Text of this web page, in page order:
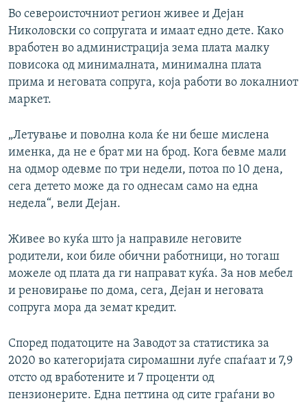
Во североисточниот регион живее и Дејан
Николовски со сопругата и имаат едно дете. Како
вработен во администрација зема плата малку
повисока од минималната, минимална плата
прима и неговата сопруга, која работи во локалниот
маркет.
„Летување и поволна кола ќе ни беше мислена
именка, да не е брат ми на брод. Кога бевме мали
на одмор одевме по три недели, потоа по 10 дена,
сега детето може да го однесам само на една
недела“, вели Дејан.
Живее во куќа што ја направиле неговите
родители, кои биле обични работници, но тогаш
можеле од плата да ги направат куќа. За нов мебел
и реновирање по дома, сега, Дејан и неговата
сопруга мора да земат кредит.
Според податоците на Заводот за статистика за
2020 во категоријата сиромашни луѓе спаѓаат и 7,9
отсто од вработените и 7 проценти од
пензионерите. Една петтина од сите граѓани во